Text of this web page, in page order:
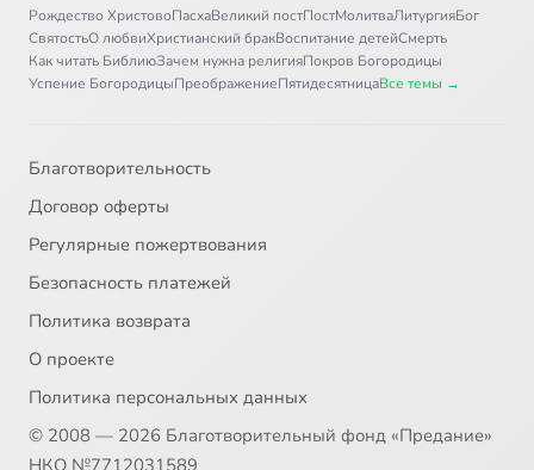
Рождество ХристовоПасхаВеликий постПостМолитваЛитургияБог
СвятостьО любвиХристианский бракВоспитание детейСмерть
Как читать БиблиюЗачем нужна религияПокров Богородицы
Успение БогородицыПреображениеПятидесятницаВсе темы →
Благотворительность
Договор оферты
Регулярные пожертвования
Безопасность платежей
Политика возврата
О проекте
Политика персональных данных
© 2008 — 2026 Благотворительный фонд «Предание»